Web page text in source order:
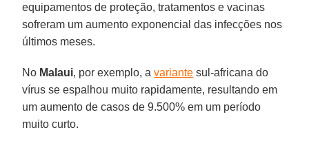
equipamentos de proteção, tratamentos e vacinas
sofreram um aumento exponencial das infecções nos
últimos meses.
No Malaui, por exemplo, avariante sul-africana do
vírus se espalhou muito rapidamente, resultando em
um aumento de casos de 9.500% em um período
muito curto.